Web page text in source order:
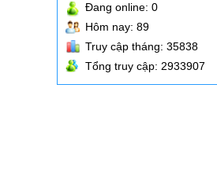
Đang online: 0
Hôm nay: 89
Truy cập tháng: 35838
Tổng truy cập: 2933907